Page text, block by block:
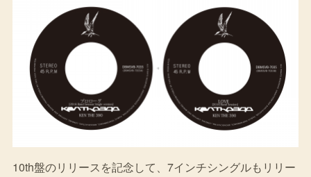
10th盤のリリースを記念して、7インチシングルもリリー